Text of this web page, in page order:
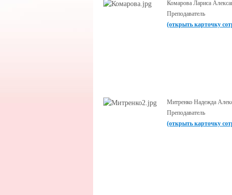
Комарова Лариса
Преподаватель
(открыть карточку
Митренко Надежда
Преподаватель
(открыть карточку